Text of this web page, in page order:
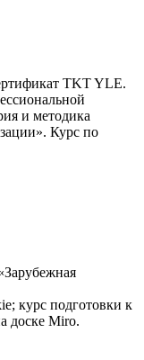
TKT YLE.
и методика
Курс по
курс подготовки к
доске Miro.